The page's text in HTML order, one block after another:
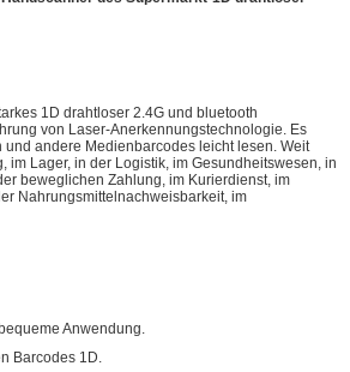
1D drahtloser 2.4G und bluetooth
von Laser-Anerkennungstechnologie. Es
und andere Medienbarcodes leicht lesen. Weit
im Lager, in der Logistik, im Gesundheitswesen, in
beweglichen Zahlung, im Kurierdienst, im
Nahrungsmittelnachweisbarkeit, im
Anwendung.
Barcodes 1D.